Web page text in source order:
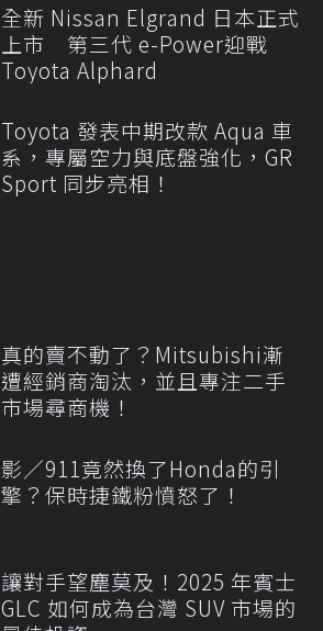
全新 Nissan Elgrand 日本正式
上市 第三代 e-Power迎戰
Toyota Alphard
Toyota 發表中期改款 Aqua 車
系，專屬空力與底盤強化，GR
Sport 同步亮相！
真的賣不動了？Mitsubishi漸
遭經銷商淘汰，並且專注二手
市場尋商機！
影／911竟然換了Honda的引
擎？保時捷鐵粉憤怒了！
讓對手望塵莫及！2025 年賓士
GLC 如何成為台灣 SUV 市場的